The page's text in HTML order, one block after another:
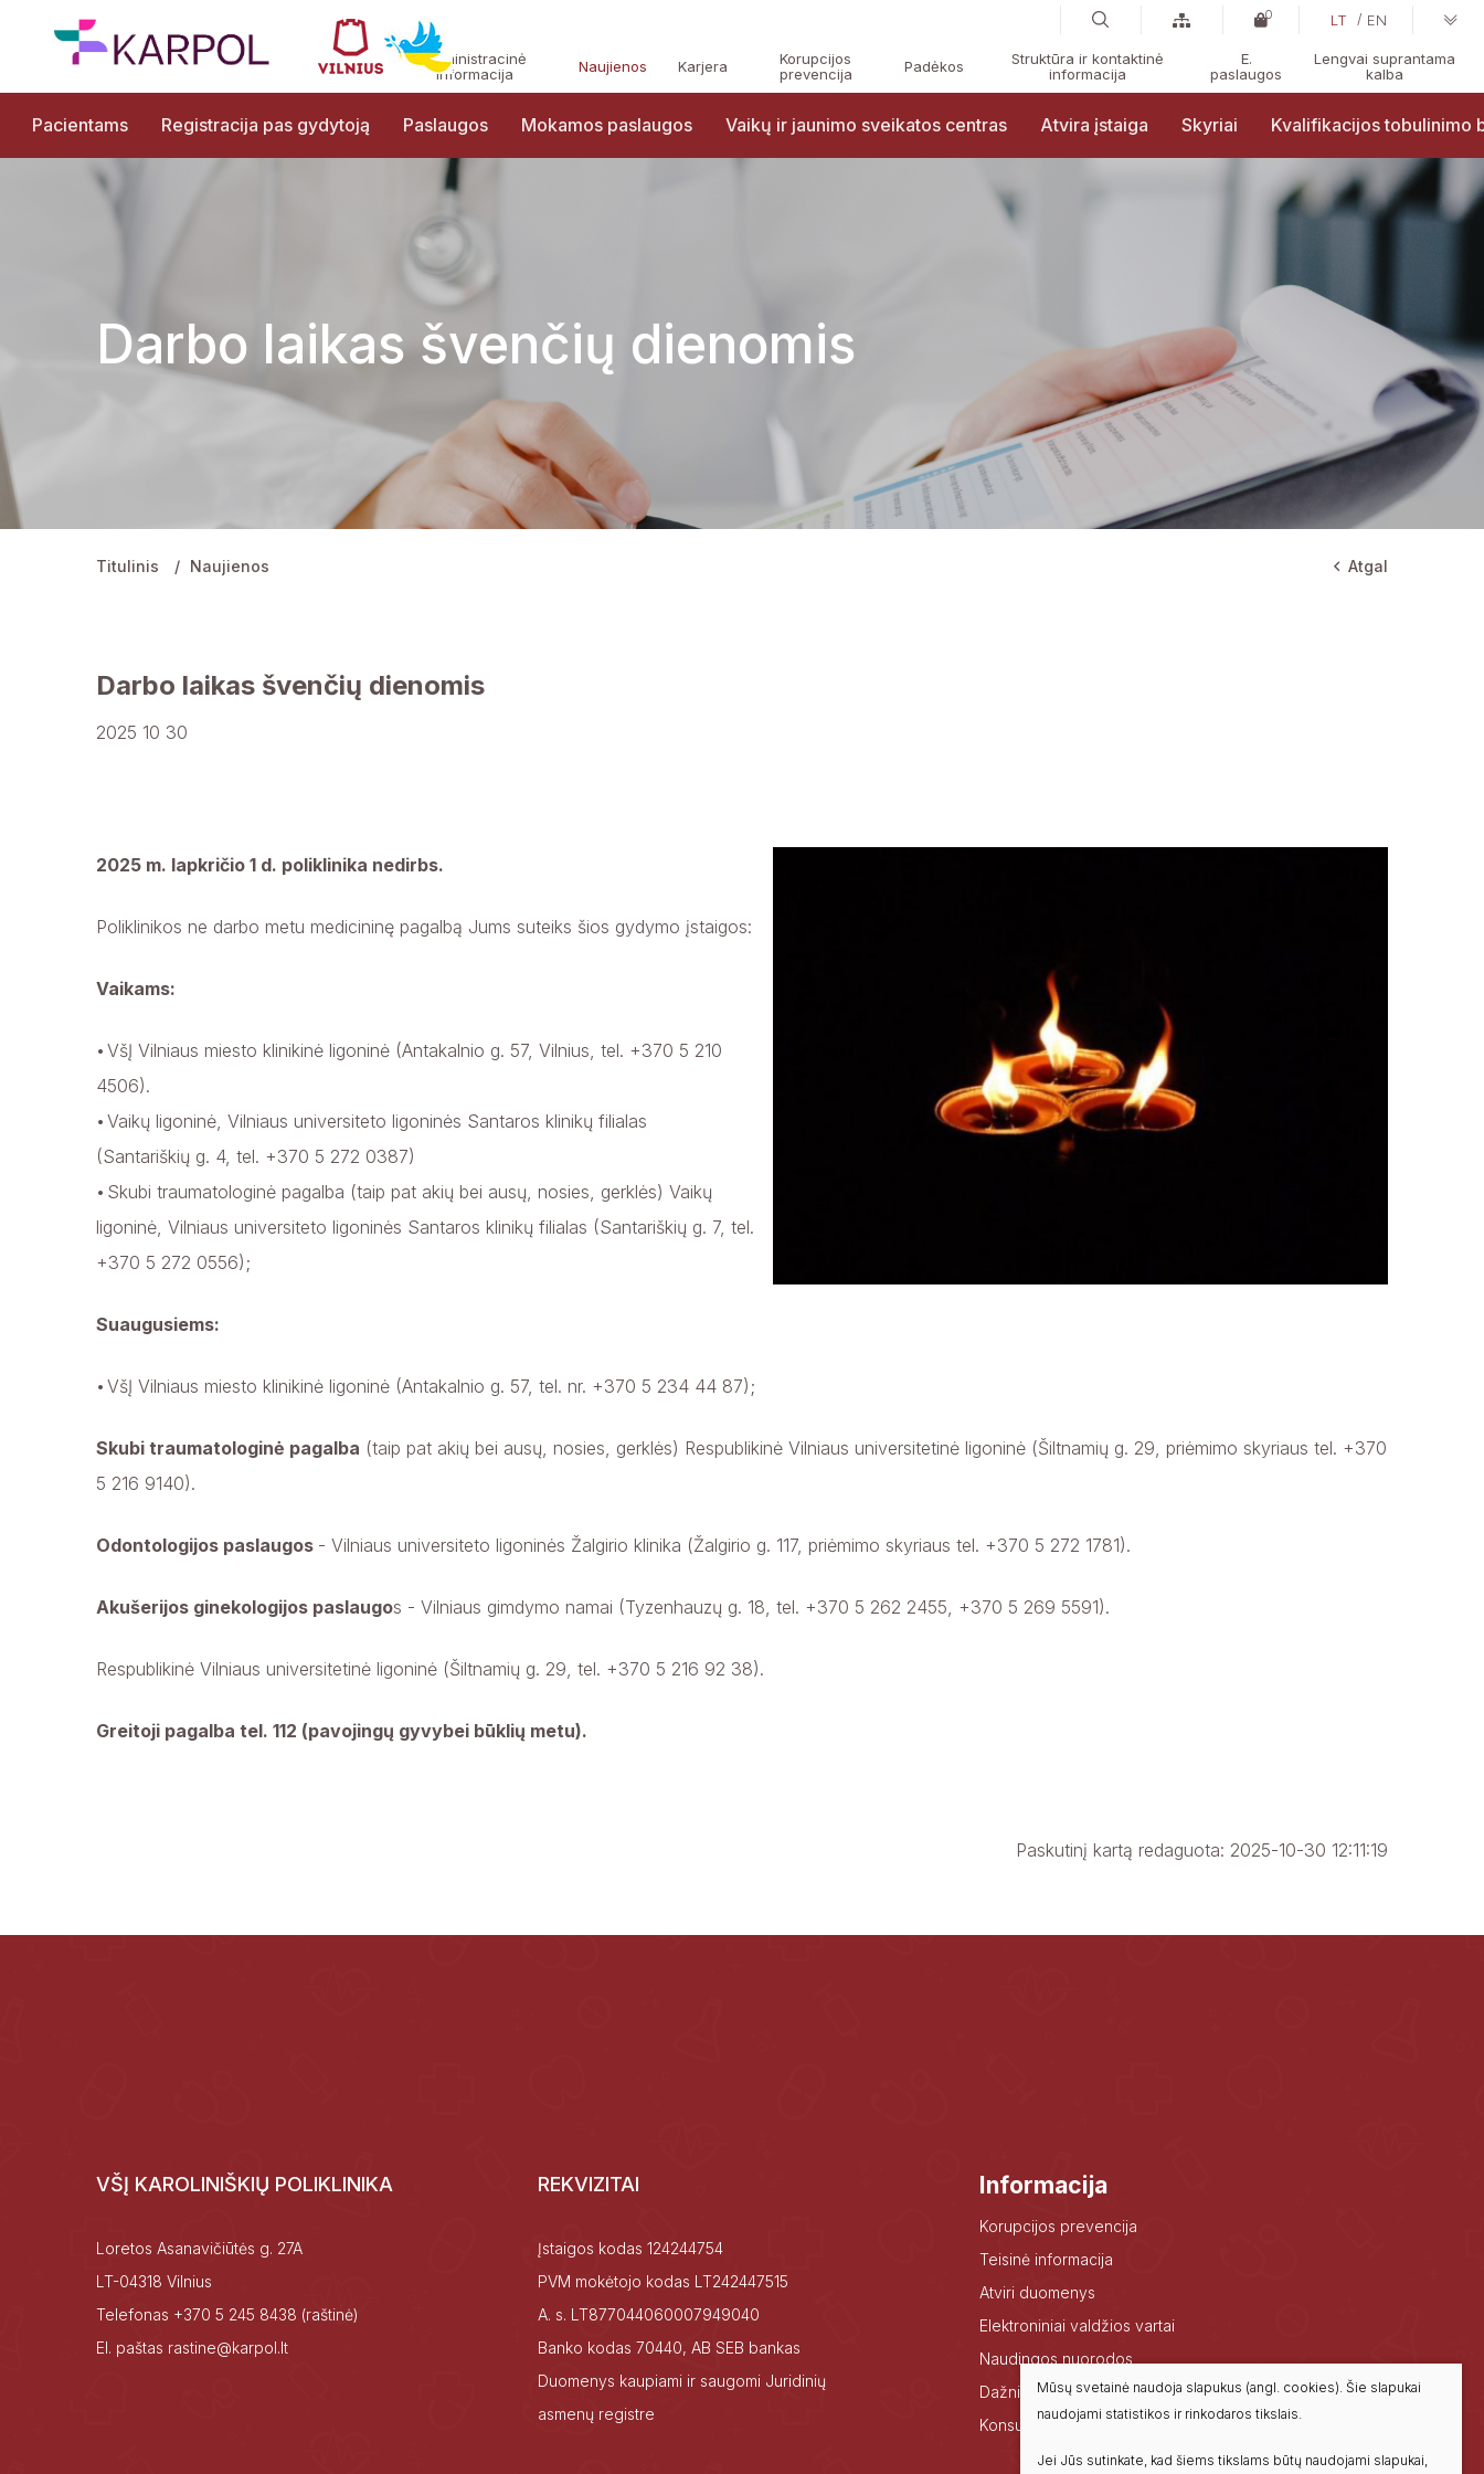
Administracinė
informacija
Naujienos Karjera
Korupcijos
prevencija
Padėkos
Struktūra ir kontaktinė
informacija
E.
paslaugos
Lengvai suprantama
kalba
0 LT EN
Pacientams Registracija pas gydytoją Paslaugos Mokamos paslaugos Vaikų ir jaunimo sveikatos centras Atvira įstaiga Skyriai Kvalifikacijos tobulinimo
Darbo laikas švenčių dienomis
Titulinis Naujienos Atgal
Darbo laikas švenčių dienomis
2025 10 30
2025 m. lapkričio 1 d. poliklinika nedirbs.
Poliklinikos ne darbo metu medicininę pagalbą Jums suteiks šios gydymo įstaigos:
Vaikams:
VšĮ Vilniaus miesto klinikinė ligoninė (Antakalnio g. 57, Vilnius, tel. +370 5 210
4506).
Vaikų ligoninė, Vilniaus universiteto ligoninės Santaros klinikų filialas
(Santariškių g. 4, tel. +370 5 272 0387)
Skubi traumatologinė pagalba (taip pat akių bei ausų, nosies, gerklės) Vaikų
ligoninė, Vilniaus universiteto ligoninės Santaros klinikų filialas (Santariškių g. 7, tel.
+370 5 272 0556);
Suaugusiems:
VšĮ Vilniaus miesto klinikinė ligoninė (Antakalnio g. 57, tel. nr. +370 5 234 44 87);
Skubi traumatologinė pagalba (taip pat akių bei ausų, nosies, gerklės) Respublikinė Vilniaus universitetinė ligoninė (Šiltnamių g. 29, priėmimo skyriaus tel. +370
5 216 9140).
Odontologijos paslaugos - Vilniaus universiteto ligoninės Žalgirio klinika (Žalgirio g. 117, priėmimo skyriaus tel. +370 5 272 1781).
Akušerijos ginekologijos paslaugos - Vilniaus gimdymo namai (Tyzenhauzų g. 18, tel. +370 5 262 2455, +370 5 269 5591).
Respublikinė Vilniaus universitetinė ligoninė (Šiltnamių g. 29, tel. +370 5 216 92 38).
Greitoji pagalba tel. 112 (pavojingų gyvybei būklių metu).
Paskutinį kartą redaguota: 2025-10-30 12:11:19
VŠĮ KAROLINIŠKIŲ POLIKLINIKA
Loretos Asanavičiūtės g. 27A
LT-04318 Vilnius
Telefonas +370 5 245 8438 (raštinė)
El. paštas rastine@karpol.lt
REKVIZITAI
Įstaigos kodas 124244754
PVM mokėtojo kodas LT242447515
A. s. LT877044060007949040
Banko kodas 70440, AB SEB bankas
Duomenys kaupiami ir saugomi Juridinių
asmenų registre
Informacija
Korupcijos prevencija
Teisinė informacija
Atviri duomenys
Elektroniniai valdžios vartai
Naudingos nuorodos
Dažniausiai užduodami klausimai
Konsultavimasis su visuomene
Mūsų svetainė naudoja slapukus (angl. cookies). Šie slapukai
naudojami statistikos ir rinkodaros tikslais.
Jei Jūs sutinkate, kad šiems tikslams būtų naudojami slapukai,